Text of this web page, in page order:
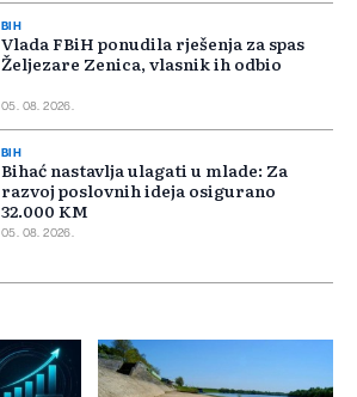
BIH
Vlada FBiH ponudila rješenja za spas
Željezare Zenica, vlasnik ih odbio
05. 08. 2026.
BIH
Bihać nastavlja ulagati u mlade: Za
razvoj poslovnih ideja osigurano
32.000 KM
05. 08. 2026.